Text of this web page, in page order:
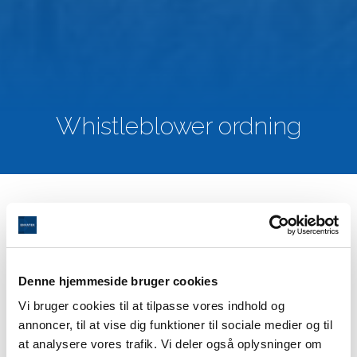
Denne hjemmeside bruger cookies
Vi bruger cookies til at tilpasse vores indhold og
annoncer, til at vise dig funktioner til sociale medier og til
at analysere vores trafik. Vi deler også oplysninger om
Whistleblower ordning
Hjælp os med at bekæmpe korruption og
økonomisk tab og skade på vores omdømme. Med din
den måde også vores succes.